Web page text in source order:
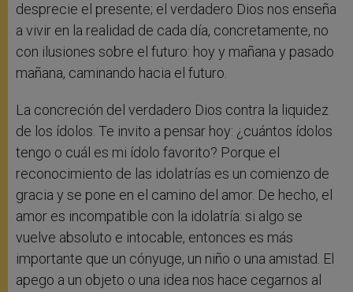
desprecie el presente; el verdadero Dios nos enseña
a vivir en la realidad de cada día, concretamente, no
con ilusiones sobre el futuro: hoy y mañana y pasado
mañana, caminando hacia el futuro.
La concreción del verdadero Dios contra la liquidez
de los ídolos. Te invito a pensar hoy: ¿cuántos ídolos
tengo o cuál es mi ídolo favorito? Porque el
reconocimiento de las idolatrías es un comienzo de
gracia y se pone en el camino del amor. De hecho, el
amor es incompatible con la idolatría: si algo se
vuelve absoluto e intocable, entonces es más
importante que un cónyuge, un niño o una amistad. El
apego a un objeto o una idea nos hace cegarnos al